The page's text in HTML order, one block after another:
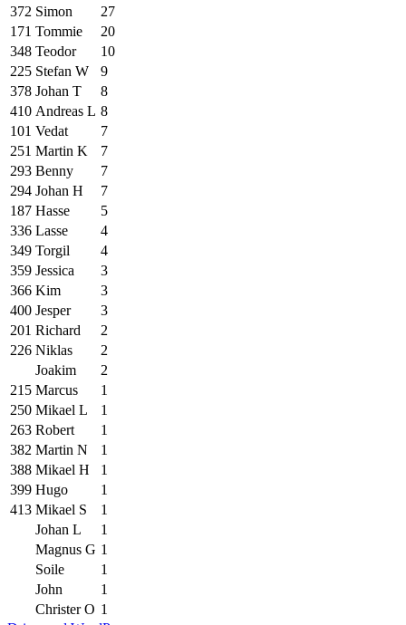
372 Simon
27
171 Tommie
20
348 Teodor
10
225 Stefan W
9
378 Johan T
8
410 Andreas L 8
101 Vedat
7
251 Martin K
7
293 Benny
7
294 Johan H
7
187 Hasse
5
336 Lasse
4
349 Torgil
4
359 Jessica
3
366 Kim
3
400 Jesper
3
201 Richard
2
226 Niklas
2
Joakim
2
215 Marcus
1
250 Mikael L
1
263 Robert
1
382 Martin N
1
388 Mikael H
1
399 Hugo
1
413 Mikael S
1
Johan L
1
Magnus G 1
Soile
1
John
1
Christer O 1